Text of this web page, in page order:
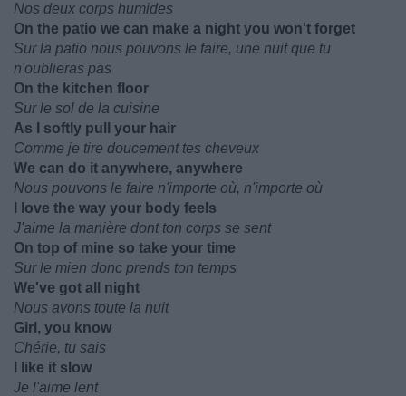
Nos deux corps humides
On the patio we can make a night you won't forget
Sur la patio nous pouvons le faire, une nuit que tu
n'oublieras pas
On the kitchen floor
Sur le sol de la cuisine
As I softly pull your hair
Comme je tire doucement tes cheveux
We can do it anywhere, anywhere
Nous pouvons le faire n'importe où, n'importe où
I love the way your body feels
J'aime la manière dont ton corps se sent
On top of mine so take your time
Sur le mien donc prends ton temps
We've got all night
Nous avons toute la nuit
Girl, you know
Chérie, tu sais
I like it slow
Je l'aime lent